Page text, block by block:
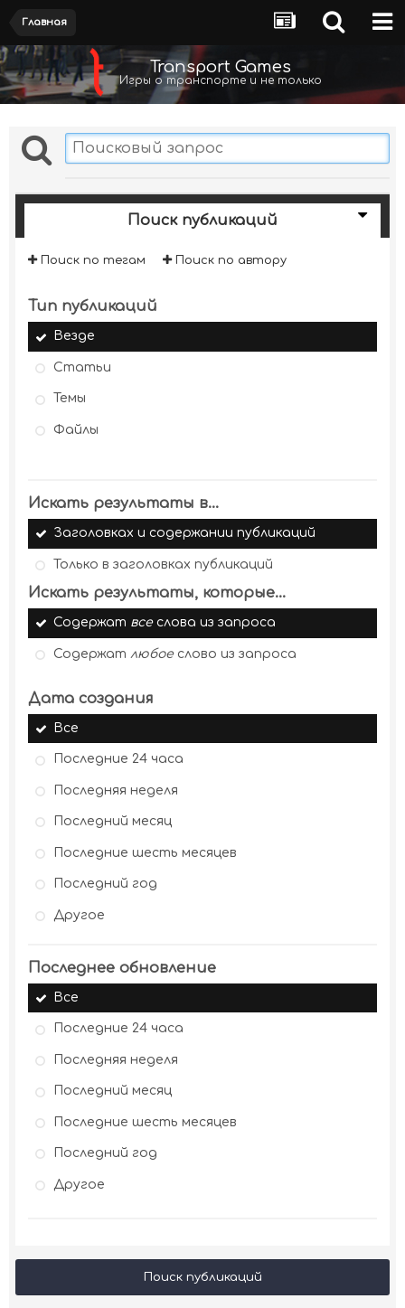
Главная
Transport Games
Игры о транспорте и не только
Поиск публикаций
Поиск по тегам Поиск по автору
Тип публикаций
Везде
Статьи
Темы
Файлы
Искать результаты в...
Заголовках и содержании публикаций
Только в заголовках публикаций
Искать результаты, которые...
Содержат всеслова из запроса
Содержат любоеслово из запроса
Дата создания
Все
Последние 24 часа
Последняя неделя
Последний месяц
Последние шесть месяцев
Последний год
Другое
Последнее обновление
Все
Последние 24 часа
Последняя неделя
Последний месяц
Последние шесть месяцев
Последний год
Другое
Поиск публикаций